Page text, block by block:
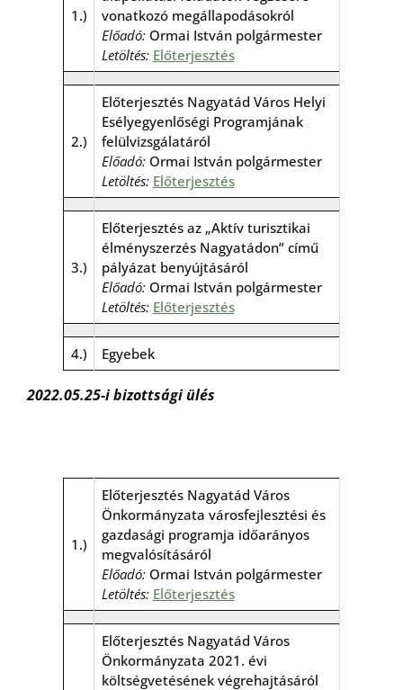
1.)
vonatkozó megállapodásokról
Előadó: Ormai István polgármester
Letöltés: Előterjesztés
2.)
Előterjesztés Nagyatád Város Helyi
Esélyegyenlőségi Programjának
felülvizsgálatáról
Előadó: Ormai István polgármester
Letöltés: Előterjesztés
3.)
Előterjesztés az „Aktív turisztikai
élményszerzés Nagyatádon” című
pályázat benyújtásáról
Előadó: Ormai István polgármester
Letöltés: Előterjesztés
4.) Egyebek
2022.05.25-i bizottsági ülés
1.)
Előterjesztés Nagyatád Város
Önkormányzata városfejlesztési és
gazdasági programja időarányos
megvalósításáról
Előadó: Ormai István polgármester
Letöltés: Előterjesztés
Előterjesztés Nagyatád Város
Önkormányzata 2021. évi
költségvetésének végrehajtásáról